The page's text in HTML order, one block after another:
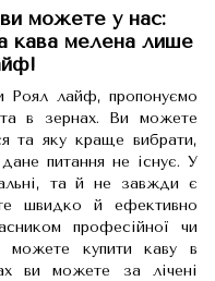
можете у нас:
кава мелена лише
Роял лайф, пропонуємо
в зернах. Ви можете
та яку краще вибрати,
питання не існує. У
та й не завжди є
швидко й ефективно
професійної чи
можете купити каву в
ви можете за лічені